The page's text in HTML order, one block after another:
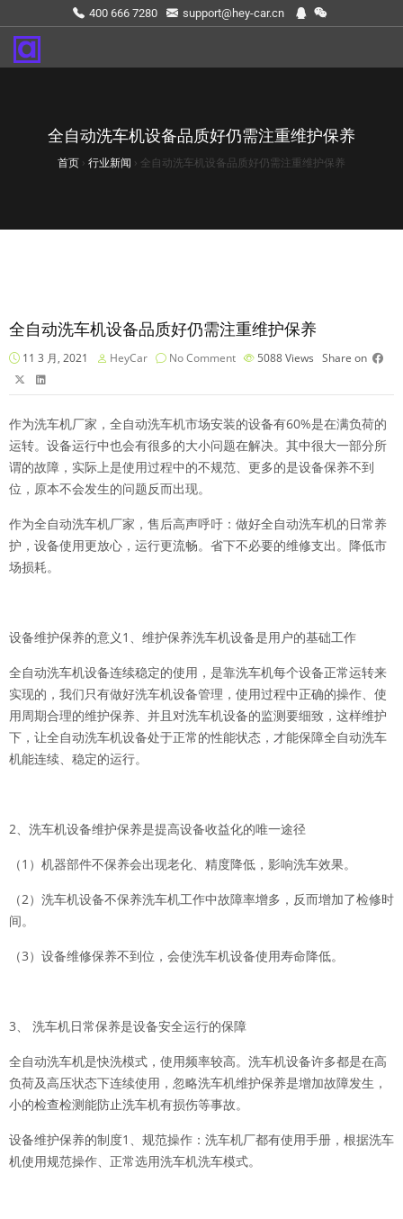
400 666 7280 support@hey-car.cn
全自动洗车机设备品质好仍需注重维护保养
首页 › 行业新闻 › 全自动洗车机设备品质好仍需注重维护保养
全自动洗车机设备品质好仍需注重维护保养
11 3 月, 2021 HeyCar No Comment 5088Views Share on
作为洗车机厂家， 全自动洗车机市场安装的设备有60%是在满负荷的
运转。设备运行中也会有很多的大小问题在解决。其中很大一部分所
谓的故障，实际上是使用过程中的不规范、更多的是设备保养不到
位，原本不会发生的问题反而出现。
作为全自动洗车机厂家，售后高声呼吁：做好全自动洗车机的日常养
护，设备使用更放心，运行更流畅。省下不必要的维修支出。降低市
场损耗。
设备维护保养的意义1、维护保养洗车机设备是用户的基础工作
全自动洗车机设备连续稳定的使用，是靠洗车机每个设备正常运转来
实现的，我们只有做好洗车机设备管理，使用过程中正确的操作、使
用周期合理的维护保养、并且对洗车机设备的监测要细致，这样维护
下，让全自动洗车机设备处于正常的性能状态，才能保障全自动洗车
机能连续、稳定的运行。
2、洗车机设备维护保养是提高设备收益化的唯一途径
（1）机器部件不保养会出现老化、精度降低，影响洗车效果。
（2）洗车机设备不保养洗车机工作中故障率增多，反而增加了检修时
间。
（3）设备维修保养不到位，会使洗车机设备使用寿命降低。
3、 洗车机日常保养是设备安全运行的保障
全自动洗车机是快洗模式，使用频率较高。洗车机设备许多都是在高
负荷及高压状态下连续使用，忽略洗车机维护保养是增加故障发生，
小的检查检测能防止洗车机有损伤等事故。
设备维护保养的制度1、规范操作：洗车机厂都有使用手册，根据洗车
机使用规范操作、正常选用洗车机洗车模式。